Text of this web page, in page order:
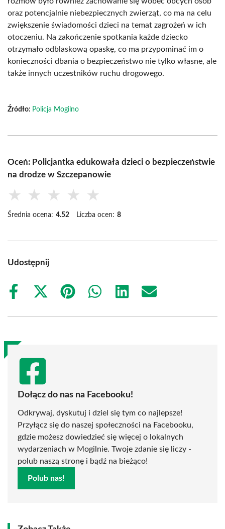
oraz potencjalnie niebezpiecznych zwierząt, co ma na celu
zwiększenie świadomości dzieci na temat zagrożeń w ich
otoczeniu. Na zakończenie spotkania każde dziecko
otrzymało odblaskową opaskę, co ma przypominać im o
konieczności dbania o bezpieczeństwo nie tylko własne, ale
także innych uczestników ruchu drogowego.
Źródło: Policja Mogilno
Oceń: Policjantka edukowała dzieci o bezpieczeństwie
na drodze w Szczepanowie
★ ★ ★ ★ ★
Średnia ocena: 4.52 Liczba ocen: 8
Udostępnij
Share
Share
(Twitter)
Share
Share
Share
Share
Dołącz do nas na Facebooku!
Odkrywaj, dyskutuj i dziel się tym co najlepsze!
Przyłącz się do naszej społeczności na Facebooku,
gdzie możesz dowiedzieć się więcej o lokalnych
wydarzeniach w Mogilnie. Twoje zdanie się liczy -
polub naszą stronę i bądź na bieżąco!
Polub nas!